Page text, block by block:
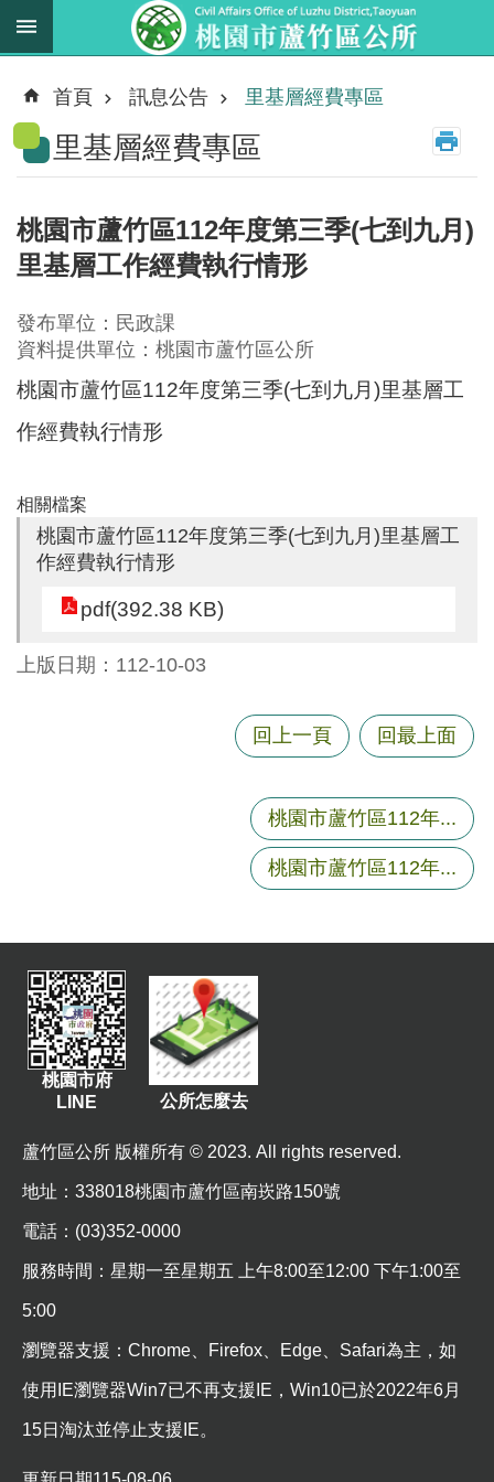
跳到主要內容區塊
新
消
息
務
職
掌
法
規
資
料
搜
尋
竹
區
民
資
訊
訊
錄
相
資
料
回
首
首頁 訊息公告 里基層經費專區
里基層經費專區
桃園市蘆竹區112年度第三季(七到九月)
里基層工作經費執行情形
發布單位：民政課
資料提供單位：桃園市蘆竹區公所
桃園市蘆竹區112年度第三季(七到九月)里基層工
作經費執行情形
相關檔案
桃園市蘆竹區112年度第三季(七到九月)里基層工
作經費執行情形
pdf(392.38 KB)
上版日期：112-10-03
回上一頁 回最上面
桃園市蘆竹區112年...
桃園市蘆竹區112年...
桃園市府
LINE
公所怎麼去
蘆竹區公所 版權所有 © 2023. All rights reserved.
地址 ：338018桃園市蘆竹區南崁路150號
電話：(03)352-0000
服務時間：星期一至星期五 上午8:00至12:00 下午1:00至
5:00
瀏覽器支援：Chrome、Firefox、Edge、Safari為主，如
使用IE瀏覽器Win7已不再支援IE，Win10已於2022年6月
15日淘汰並停止支援IE。